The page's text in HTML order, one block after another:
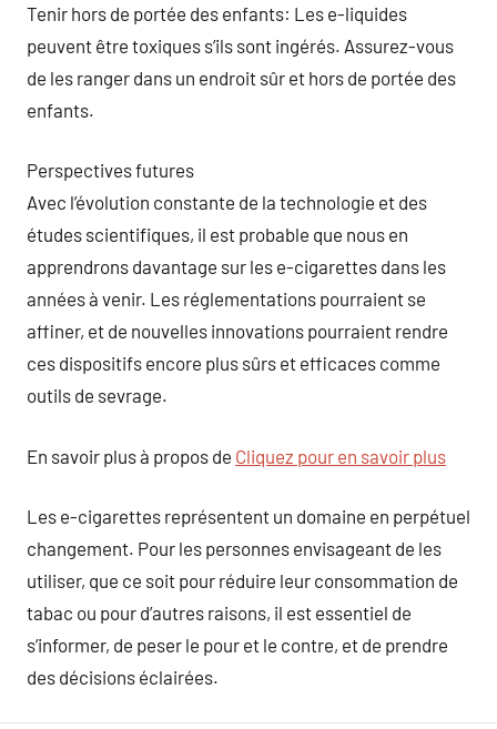
Tenir hors de portée des enfants: Les e-liquides
peuvent être toxiques s’ils sont ingérés. Assurez-vous
de les ranger dans un endroit sûr et hors de portée des
enfants.
Perspectives futures
Avec l’évolution constante de la technologie et des
études scientifiques, il est probable que nous en
apprendrons davantage sur les e-cigarettes dans les
années à venir. Les réglementations pourraient se
affiner, et de nouvelles innovations pourraient rendre
ces dispositifs encore plus sûrs et efficaces comme
outils de sevrage.
En savoir plus à propos de Cliquez pour en savoir plus
Les e-cigarettes représentent un domaine en perpétuel
changement. Pour les personnes envisageant de les
utiliser, que ce soit pour réduire leur consommation de
tabac ou pour d’autres raisons, il est essentiel de
s’informer, de peser le pour et le contre, et de prendre
des décisions éclairées.